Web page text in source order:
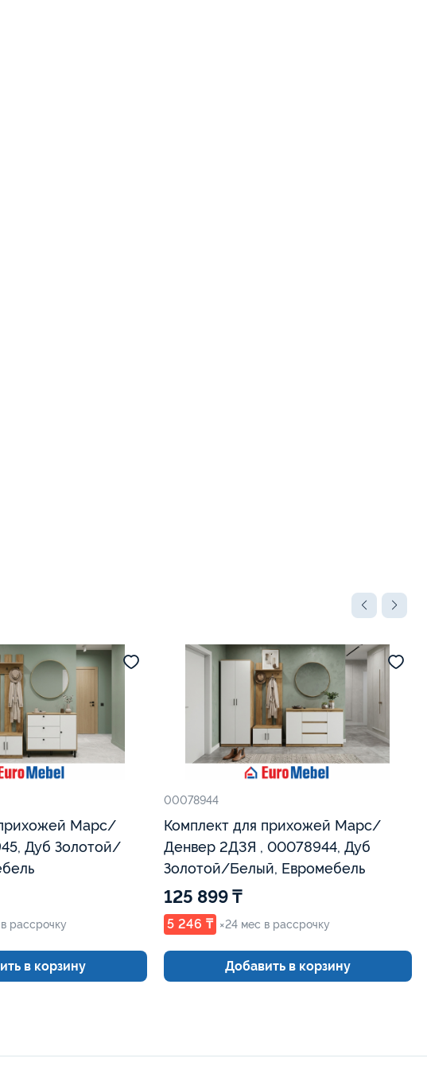
Марс/
Дуб Золотой/
рассрочку
в корзину
00078944
Комплект для прихожей Марс/
Денвер 2Д3Я , 00078944, Дуб
Золотой/Белый, Евромебель
125 899 ₸
5 246 ₸ ×24 мес в рассрочку
Добавить в корзину